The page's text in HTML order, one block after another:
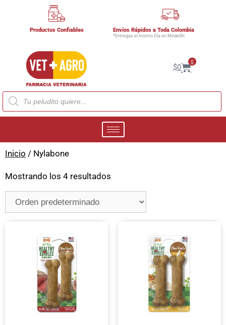
Productos Confiables Envíos Rápidos a Toda Colombia
*Entregas el mismo Día en Medellín
$0
0
Inicio / Nylabone
Mostrando los 4 resultados